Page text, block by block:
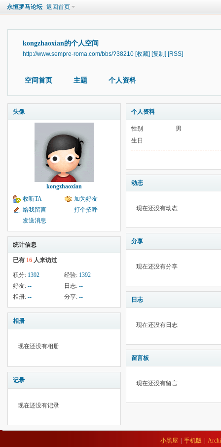
永恒罗马论坛 返回首页
kongzhaoxian的个人空间
http://www.sempre-roma.com/bbs/?38210 [收藏] [复制] [RSS]
空间首页 主题 个人资料
头像
kongzhaoxian
收听TA
加为好友
给我留言
打个招呼
发送消息
统计信息
已有 16 人来访过
积分: 1392 经验: 1392
好友: -- 日志: --
相册: -- 分享: --
相册
现在还没有相册
记录
现在还没有记录
个人资料
性别
男
生日
动态
现在还没有动态
分享
现在还没有分享
日志
现在还没有日志
留言板
现在还没有留言
小黑屋 手机版